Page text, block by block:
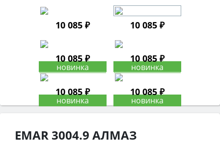
10 085 ₽ 10 085 ₽
10 085 ₽ 10 085 ₽
10 085 ₽ 10 085 ₽
EMAR 3004.9 АЛМАЗ